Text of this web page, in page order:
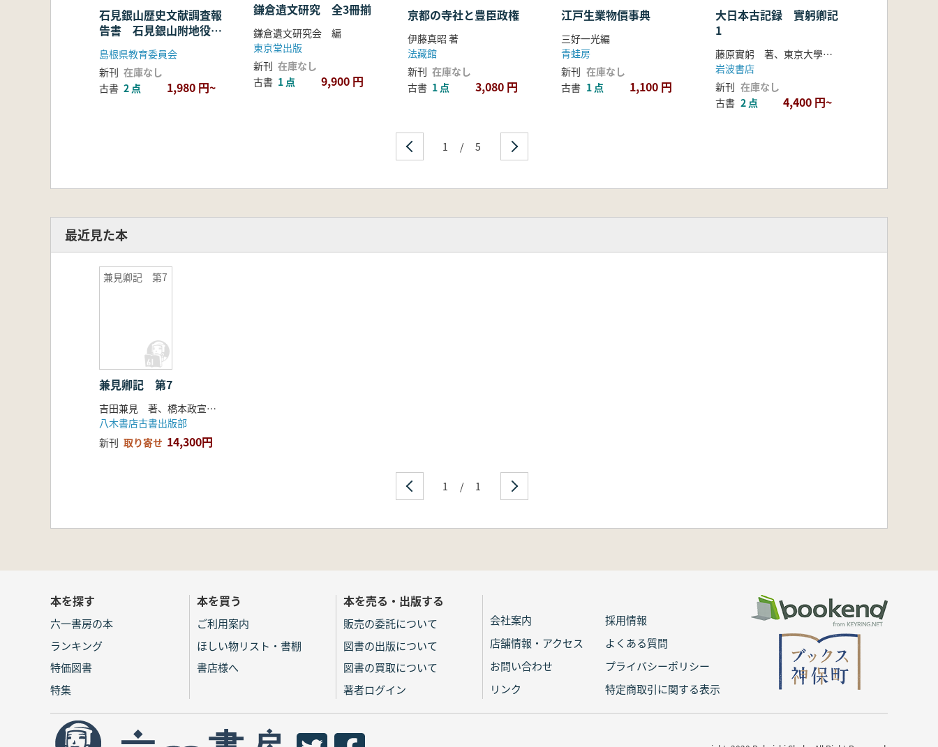
石見銀山歴史文献調査報
告書 石見銀山附地役人
由緒書
島根県教育委員会
新刊 在庫なし
古書 2 点 1,980 円~
鎌倉遺文研究 全3冊揃
鎌倉遺文研究会 編
東京堂出版
新刊 在庫なし
古書 1 点 9,900 円
京都の寺社と豊臣政権
伊藤真昭 著
法藏館
新刊 在庫なし
古書 1 点 3,080 円
江戸生業物價事典
三好一光編
青蛙房
新刊 在庫なし
古書 1 点 1,100 円
大日本古記録 實躬卿記
1
藤原實躬 著、東京大學史料編纂所 編
岩波書店
新刊 在庫なし
古書 2 点 4,400 円~
1 / 5
最近見た本
兼見卿記 第7
兼見卿記 第7
吉田兼見 著、橋本政宣・岸本眞実・金子拓・遠藤珠紀 校訂
八木書店古書出版部
新刊 取り寄せ 14,300円
1 / 1
本を探す
六一書房の本
ランキング
特価図書
特集
本を買う
ご利用案内
ほしい物リスト・書棚
書店様へ
本を売る・出版する
販売の委託について
図書の出版について
図書の買取について
著者ログイン
会社案内
採用情報
店舗情報・アクセス
よくある質問
お問い合わせ
プライバシーポリシー
リンク
特定商取引に関する表示